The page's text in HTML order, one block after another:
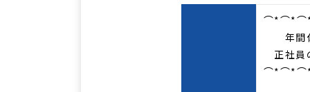
年間休
正社員